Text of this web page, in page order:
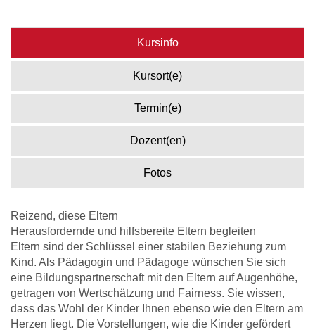
Kursinfo
Kursort(e)
Termin(e)
Dozent(en)
Fotos
Reizend, diese Eltern
Herausfordernde und hilfsbereite Eltern begleiten
Eltern sind der Schlüssel einer stabilen Beziehung zum
Kind. Als Pädagogin und Pädagoge wünschen Sie sich
eine Bildungspartnerschaft mit den Eltern auf Augenhöhe,
getragen von Wertschätzung und Fairness. Sie wissen,
dass das Wohl der Kinder Ihnen ebenso wie den Eltern am
Herzen liegt. Die Vorstellungen, wie die Kinder gefördert